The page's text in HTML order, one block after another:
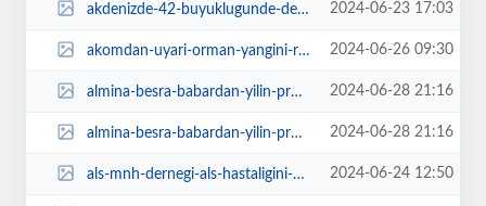
akdenizde-42-buyuklugunde-deprem-AwG9Ga6R.jpg 2024-06-23 17:03
akomdan-uyari-orman-yangini-riski-yuksek-LfUiCk3j.jpg 2024-06-26 09:30
almina-besra-babardan-yilin-programi-7db92I3v.jpg 2024-06-28 21:16
almina-besra-babardan-yilin-programi-z16VEin2.jpg 2024-06-28 21:16
als-mnh-dernegi-als-hastaligini-anlatan-yeni-kitap-yayinladi-Z8R8hFli.png 2024-06-24 12:50